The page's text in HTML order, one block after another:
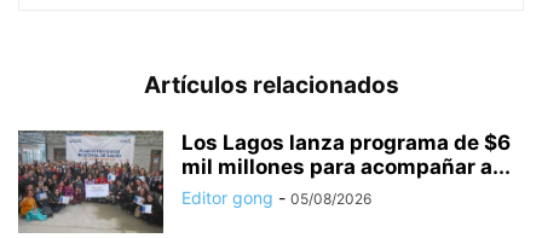
Artículos relacionados
Los Lagos lanza programa de $6
mil millones para acompañar a...
Editor gong - 05/08/2026